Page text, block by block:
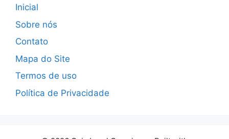
Inicial
Sobre nós
Contato
Mapa do Site
Termos de uso
Política de Privacidade